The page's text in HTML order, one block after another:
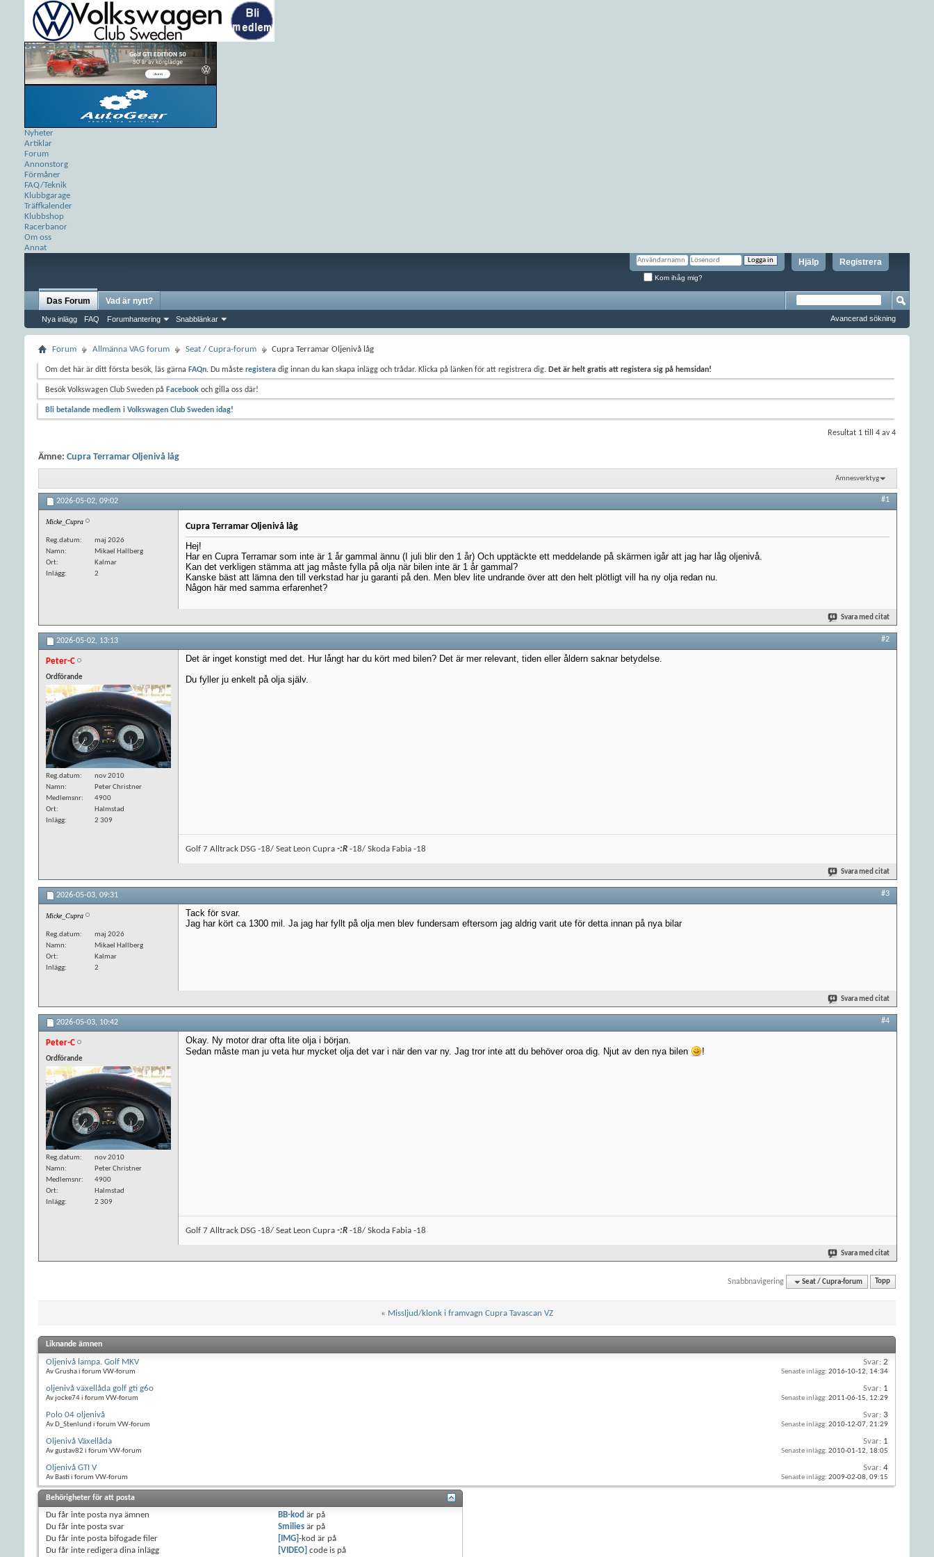
Nyheter
Artiklar
Forum
Annonstorg
Förmåner
FAQ/Teknik
Klubbgarage
Träffkalender
Klubbshop
Racerbanor
Om oss
Annat
Registrera
Hjälp
Kom ihåg mig?
Das Forum
Nya inlägg FAQ Forumhantering Snabblänkar
Vad är nytt?
Avancerad sökning
Forum Allmänna VAG forum Seat / Cupra-forum Cupra Terramar Oljenivå låg
Om det här är ditt första besök, läs gärna FAQn. Du måste registera dig innan du kan skapa inlägg och trådar. Klicka på länken för att registrera dig. Det är helt gratis att registera sig på hemsidan!
Besök Volkswagen Club Sweden på Facebook och gilla oss där!
Bli betalande medlem i Volkswagen Club Sweden idag!
Resultat 1 till 4 av 4
Ämne: Cupra Terramar Oljenivå låg
Ämnesverktyg
2026-05-02, 09:02 #1
Micke_Cupra
Reg.datum
maj 2026
Namn
Mikael Hallberg
Ort
Kalmar
Inlägg
2
Cupra Terramar Oljenivå låg
Hej!
Har en Cupra Terramar som inte är 1 år gammal ännu (I juli blir den 1 år) Och upptäckte ett meddelande på skärmen igår att jag har låg oljenivå.
Kan det verkligen stämma att jag måste fylla på olja när bilen inte är 1 år gammal?
Kanske bäst att lämna den till verkstad har ju garanti på den. Men blev lite undrande över att den helt plötligt vill ha ny olja redan nu.
Någon här med samma erfarenhet?
Svara med citat
2026-05-02, 13:13 #2
Peter-C
Ordförande
Reg.datum
nov 2010
Namn
Peter Christner
Medlemsnr
4900
Ort
Halmstad
Inlägg
2 309
Det är inget konstigt med det. Hur långt har du kört med bilen? Det är mer relevant, tiden eller åldern saknar betydelse.
Du fyller ju enkelt på olja själv.
Golf 7 Alltrack DSG -18/ Seat Leon Cupra -:R -18/ Skoda Fabia -18
Svara med citat
2026-05-03, 09:31 #3
Micke_Cupra
Reg.datum
maj 2026
Namn
Mikael Hallberg
Ort
Kalmar
Inlägg
2
Tack för svar.
Jag har kört ca 1300 mil. Ja jag har fyllt på olja men blev fundersam eftersom jag aldrig varit ute för detta innan på nya bilar
Svara med citat
2026-05-03, 10:42 #4
Peter-C
Ordförande
Reg.datum
nov 2010
Namn
Peter Christner
Medlemsnr
4900
Ort
Halmstad
Inlägg
2 309
Okay. Ny motor drar ofta lite olja i början.
Sedan måste man ju veta hur mycket olja det var i när den var ny. Jag tror inte att du behöver oroa dig. Njut av den nya bilen
!
Golf 7 Alltrack DSG -18/ Seat Leon Cupra -:R -18/ Skoda Fabia -18
Svara med citat
Snabbnavigering Seat / Cupra-forum Topp
« Missljud/klonk i framvagn Cupra Tavascan VZ
Liknande ämnen
Oljenivå lampa. Golf MKV
Av Grusha i forum VW-forum
Svar: 2
Senaste inlägg: 2016-10-12, 14:34
oljenivå växellåda golf gti g6o
Av jocke74 i forum VW-forum
Svar: 1
Senaste inlägg: 2011-06-15, 12:29
Polo 04 oljenivå
Av D_Stenlund i forum VW-forum
Svar: 3
Senaste inlägg: 2010-12-07, 21:29
Oljenivå Växellåda
Av gustav82 i forum VW-forum
Svar: 1
Senaste inlägg: 2010-01-12, 18:05
Oljenivå GTI V
Av Basti i forum VW-forum
Svar: 4
Senaste inlägg: 2009-02-08, 09:15
Behörigheter för att posta
Du får inte posta nya ämnen
Du får inte posta svar
Du får inte posta bifogade filer
Du får inte redigera dina inlägg
BB-kod är på
Smilies är på
[IMG]-kod är på
[VIDEO] code is på